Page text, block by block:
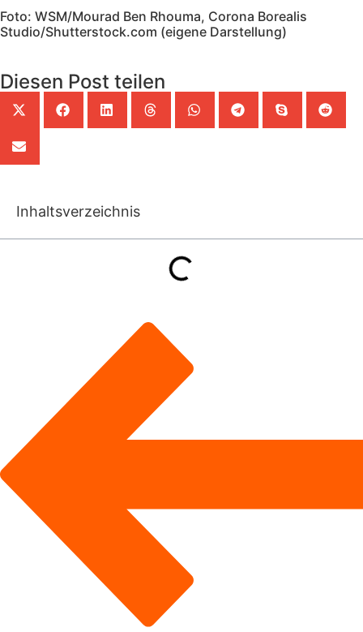
Foto: WSM/Mourad Ben Rhouma, Corona Borealis
Studio/Shutterstock.com (eigene Darstellung)
Diesen Post teilen
Inhaltsverzeichnis